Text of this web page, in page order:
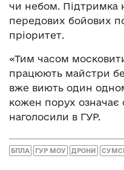
чи небом. Підтримка
передових бойових
пріоритет.
«Тим часом
працюють майстри
вже виють один
кожен порух
наголосили в ГУР.
БПЛА ГУР МОУ ДРОНИ